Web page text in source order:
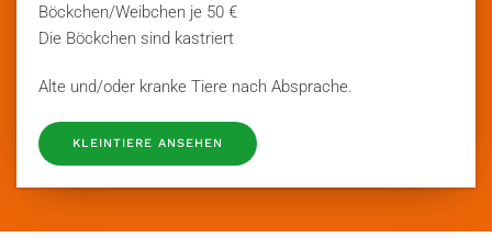
Böckchen/Weibchen je 50 €
Die Böckchen sind kastriert
Alte und/oder kranke Tiere nach Absprache.
KLEINTIERE ANSEHEN